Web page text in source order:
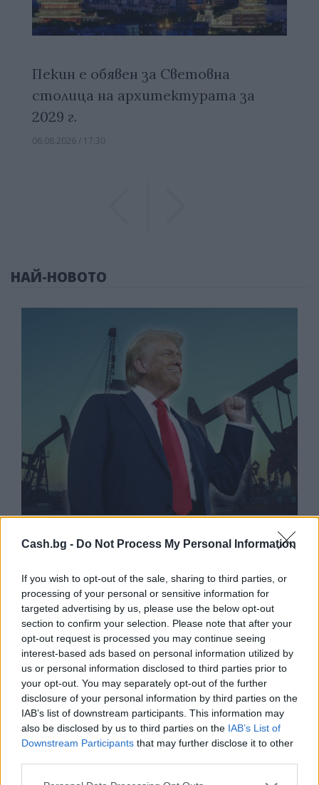
Cash.bg - Do Not Process My Personal Information
If you wish to opt-out of the sale, sharing to third parties, or
processing of your personal or sensitive information for
targeted advertising by us, please use the below opt-out
section to confirm your selection. Please note that after your
opt-out request is processed you may continue seeing
interest-based ads based on personal information utilized by
us or personal information disclosed to third parties prior to
your opt-out. You may separately opt-out of the further
disclosure of your personal information by third parties on the
IAB’s list of downstream participants. This information may
also be disclosed by us to third parties on the IAB’s List of
Downstream Participants that may further disclose it to other
Пекин е обявен за Световна
столица на архитектурата за
2029 г.
06.08.2026 / 17:30
НАЙ-НОВОТО
Белият дом спира проекти за
възобновяема енергия в САЩ